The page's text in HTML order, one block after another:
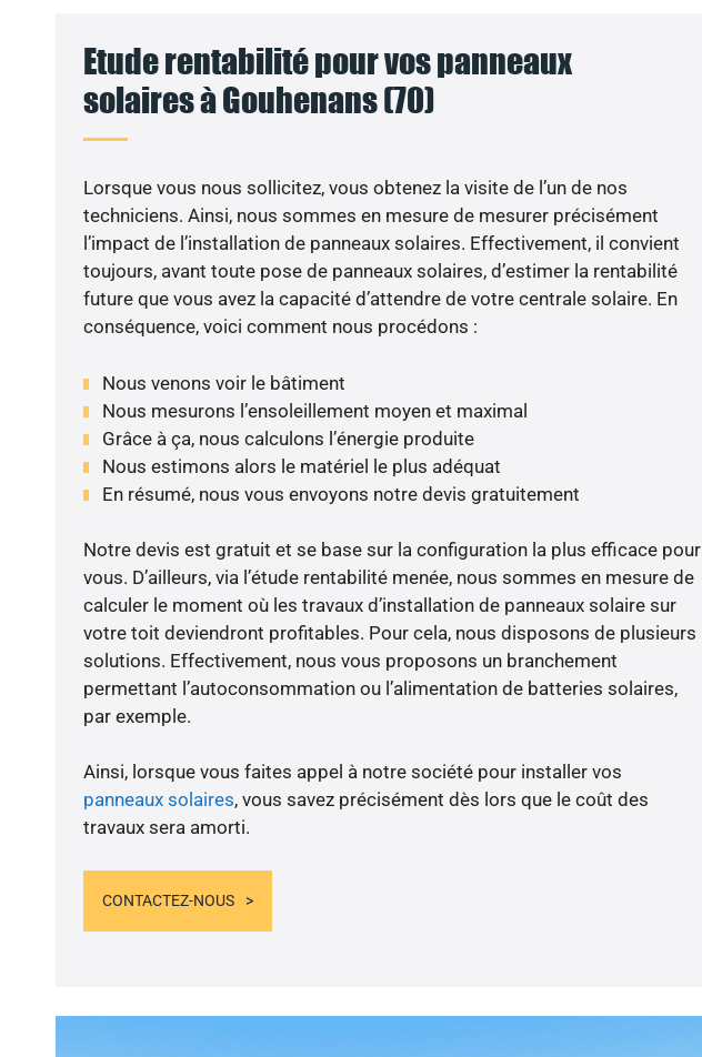
Etude rentabilité pour vos panneaux
solaires à Gouhenans (70)
Lorsque vous nous sollicitez, vous obtenez la visite de l’un de nos
techniciens. Ainsi, nous sommes en mesure de mesurer précisément
l’impact de l’installation de panneaux solaires. Effectivement, il convient
toujours, avant toute pose de panneaux solaires, d’estimer la rentabilité
future que vous avez la capacité d’attendre de votre centrale solaire. En
conséquence, voici comment nous procédons :
Nous venons voir le bâtiment
Nous mesurons l’ensoleillement moyen et maximal
Grâce à ça, nous calculons l’énergie produite
Nous estimons alors le matériel le plus adéquat
En résumé, nous vous envoyons notre devis gratuitement
Notre devis est gratuit et se base sur la configuration la plus efficace pour
vous. D’ailleurs, via l’étude rentabilité menée, nous sommes en mesure de
calculer le moment où les travaux d’installation de panneaux solaire sur
votre toit deviendront profitables. Pour cela, nous disposons de plusieurs
solutions. Effectivement, nous vous proposons un branchement
permettant l’autoconsommation ou l’alimentation de batteries solaires,
par exemple.
Ainsi, lorsque vous faites appel à notre société pour installer vos
panneaux solaires, vous savez précisément dès lors que le coût des
travaux sera amorti.
CONTACTEZ-NOUS